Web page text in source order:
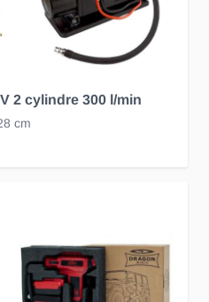
2 cylindre 300 l/min
cm